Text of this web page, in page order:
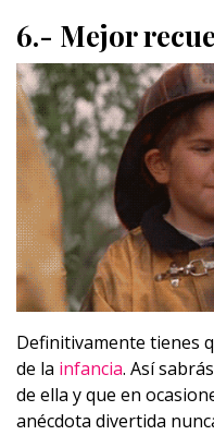
6.- Mejor
Definitivamente tienes
de la infancia. Así
de ella y que en
anécdota divertida